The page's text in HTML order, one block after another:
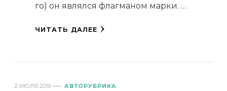
го) он являлся флагманом марки. …
ЧИТАТЬ ДАЛЕЕ
2 ИЮЛЯ 2019 АВТОРУБРИКА